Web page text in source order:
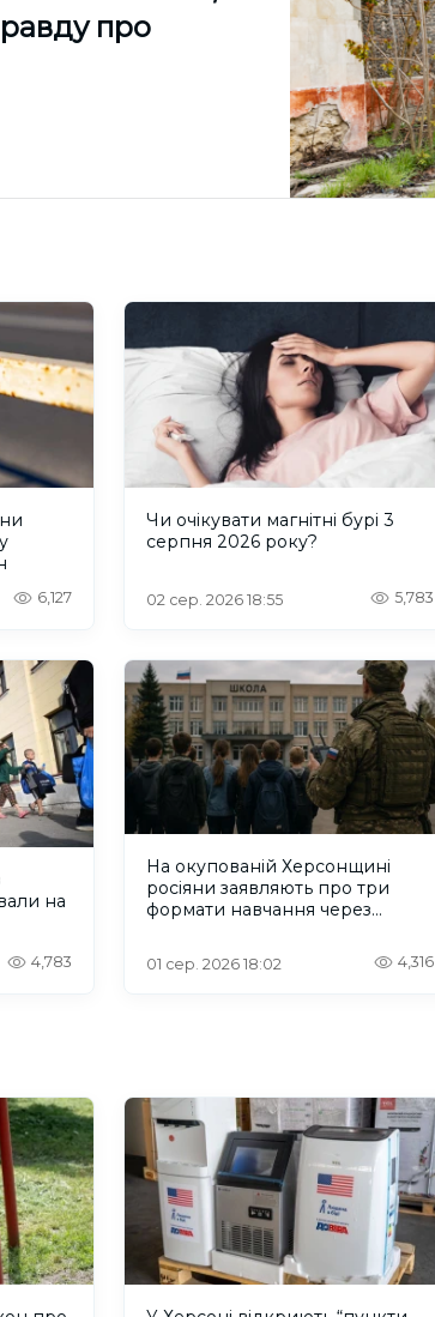
про
6,127
Чи очікувати магнітні бурі 3
серпня 2026 року?
02 сер. 2026 18:55 5,783
на
4,783
На окупованій Херсонщині
росіяни заявляють про три
формати навчання через
01 сер. 2026 18:02 4,316